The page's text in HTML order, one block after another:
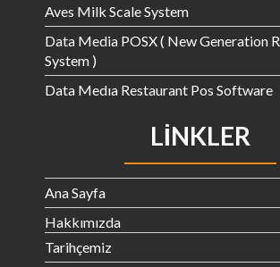
Aves Milk Scale System
Data Media POSX ( New Generation
System )
Data Medıa Restaurant Pos Software
LINKLER
Ana Sayfa
Hakkımızda
Tarihçemiz